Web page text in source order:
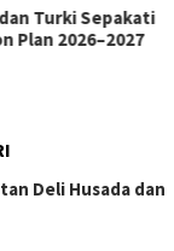
Pacu Realisasi
Aceh Rp1,65
Deli Husada dan